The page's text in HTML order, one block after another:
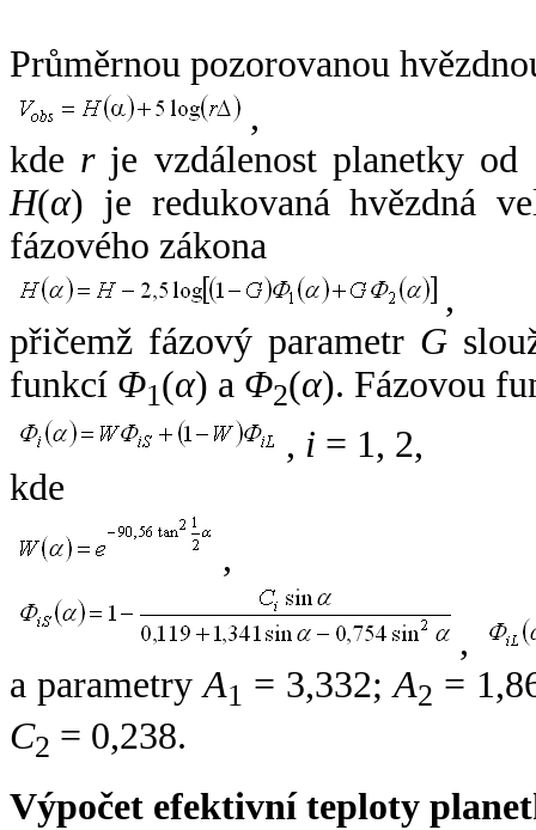
Průměrnou pozorovanou
,
kde rje vzdálenost planetky od
H(α) je redukovaná hvězdná
fázového zákona
,
přičemž fázový parametr G
funkcí Φ1(α) a Φ2(α). Fázovou
, i = 1, 2,
kde
,
,
a parametryA1 = 3,332;A2 =
C2 = 0,238.
Výpočet efektivní teploty